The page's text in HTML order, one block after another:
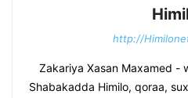
http://
Zakariya Xasan Maxamed -
Shabakadda Himilo, qoraa,